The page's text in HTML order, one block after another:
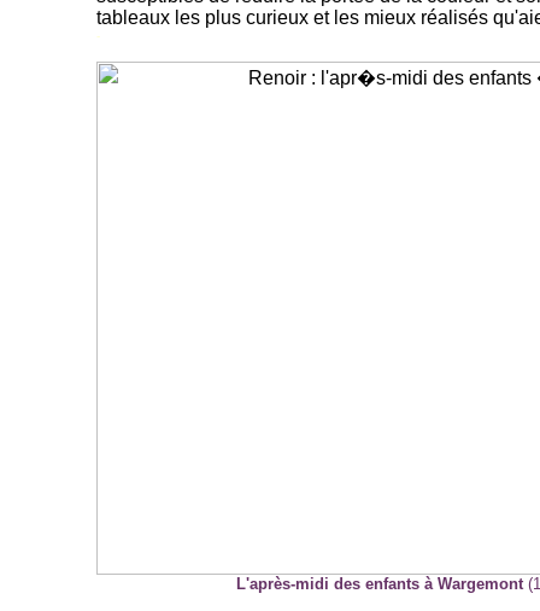
tableaux les plus curieux et les mieux réalisés
-
L'après-midi des enfants à Wargemont